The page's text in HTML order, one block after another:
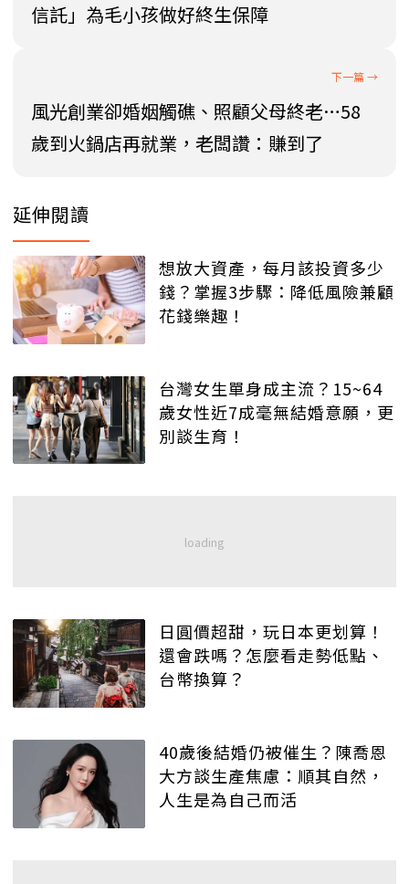
信託」為毛小孩做好終生保障
風光創業卻婚姻觸礁、照顧父母終老…58
歲到火鍋店再就業，老闆讚：賺到了
延伸閱讀
想放大資產，每月該投資多少
錢？掌握3步驟：降低風險兼顧
花錢樂趣！
台灣女生單身成主流？15~64
歲女性近7成毫無結婚意願，更
別談生育！
日圓價超甜，玩日本更划算！
還會跌嗎？怎麼看走勢低點、
台幣換算？
40歲後結婚仍被催生？陳喬恩
大方談生產焦慮：順其自然，
人生是為自己而活